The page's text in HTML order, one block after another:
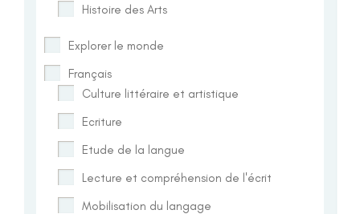
Histoire des Arts
Explorer le monde
Français
Culture littéraire et artistique
Ecriture
Etude de la langue
Lecture et compréhension de l'écrit
Mobilisation du langage